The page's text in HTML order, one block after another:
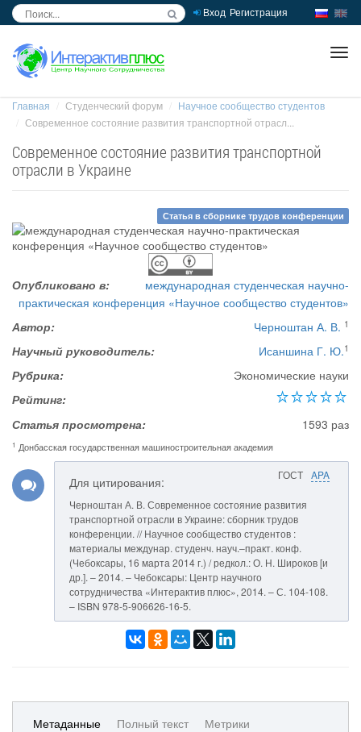
Вход Регистрация
Главная Студенческий форум
Научное сообщество студентов
Современное состояние развития транспортной отрасл...
Современное состояние развития транспортной
отрасли в Украине
Статья в сборнике трудов конференции
Опубликовано в:
международная студенческая научно-
практическая конференция «Научное сообщество студентов»
Автор:
Черноштан А. В. 1
Научный руководитель: Исаншина Г. Ю.1
Рубрика:
Экономические науки
Рейтинг:
Статья просмотрена:
1593 раз
1 Донбасская государственная машиностроительная академия
ГОСТ APA
Для цитирования:
Черноштан А. В. Современное состояние развития
транспортной отрасли в Украине: сборник трудов
конференции. // Научное сообщество студентов :
материалы междунар. студенч. науч.–практ. конф.
(Чебоксары, 16 марта 2014 г.) / редкол.: О. Н. Широков [и
др.]. – 2014. – Чебоксары: Центр научного
сотрудничества «Интерактив плюс», 2014. – С. 104-108.
– ISBN 978-5-906626-16-5.
Метаданные Полный текст Метрики